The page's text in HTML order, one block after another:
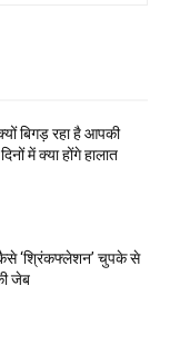
बिगड़ रहा है आपकी
में क्या होंगे हालात
कैसे ‘श्रिंकफ्लेशन’ चुपके से
जेब